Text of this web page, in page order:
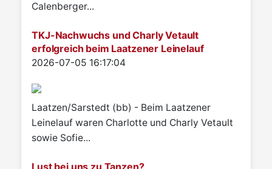
Calenberger...
TKJ-Nachwuchs und Charly Vetault
erfolgreich beim Laatzener Leinelauf
Details
2026-07-05 16:17:04
Laatzen/Sarstedt (bb) - Beim Laatzener
Leinelauf waren Charlotte und Charly Vetault
sowie Sofie...